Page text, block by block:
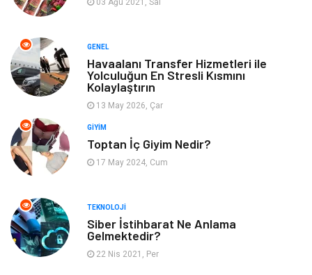
Genel Kültür Tatil
İnternet
Gayrimenkul
Astroloji Müzik
Ev İşleri
Sigorta
03 Ağu 2021, Sal
GENEL
Havaalanı Transfer Hizmetleri ile
Yolculuğun En Stresli Kısmını
Kolaylaştırın
13 May 2026, Çar
GIYIM
Toptan İç Giyim Nedir?
17 May 2024, Cum
TEKNOLOJI
Siber İstihbarat Ne Anlama
Gelmektedir?
22 Nis 2021, Per